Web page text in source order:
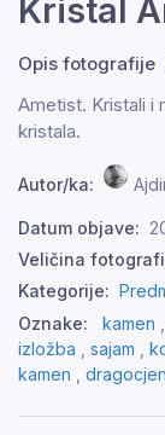
Kristal
Opis fotografije
Ametist. Kristali i
kristala.
Autor/ka:
Datum objave:
Veličina
Kategorije:
Oznake:
kamen
izložba
sajam
kamen